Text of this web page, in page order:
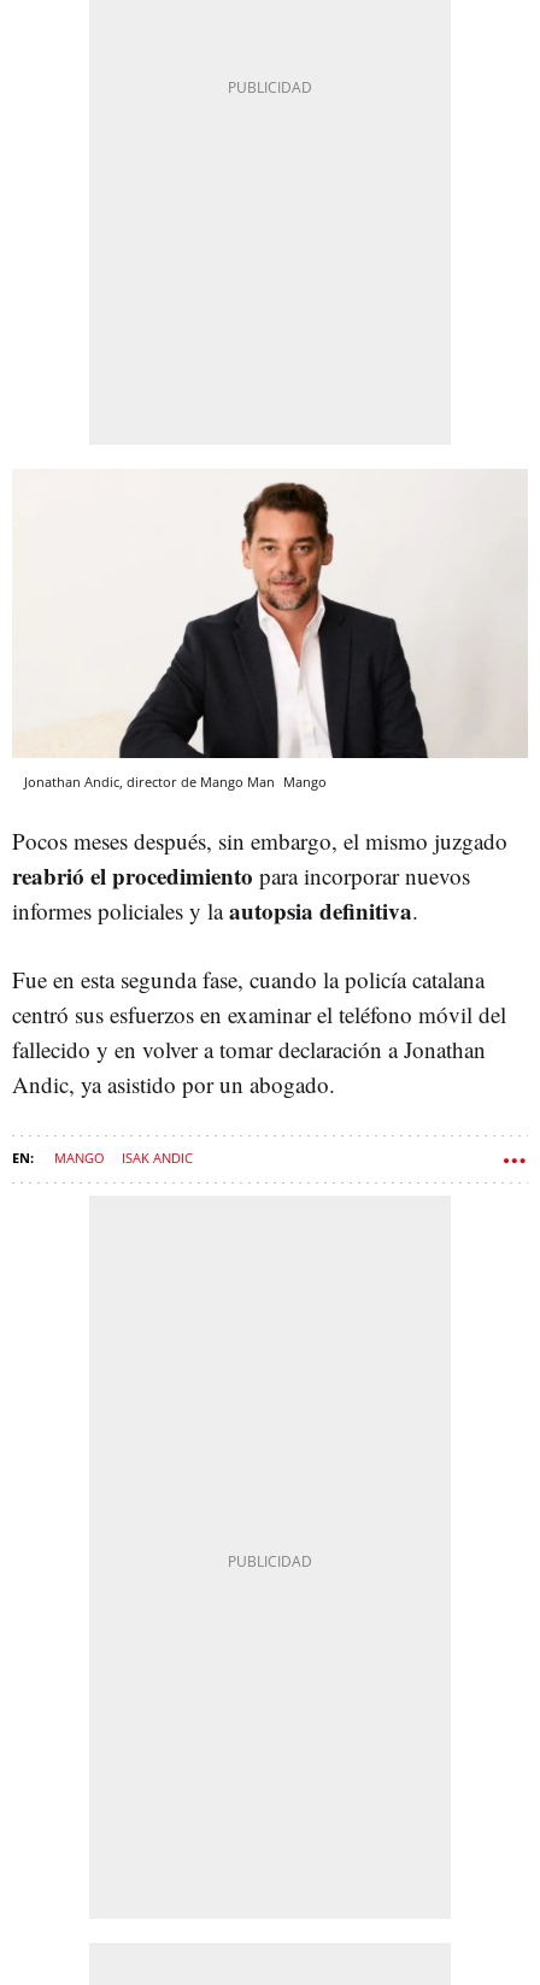
Jonathan Andic, director de Mango Man Mango
Pocos meses después, sin embargo, el mismo juzgado
reabrió el procedimiento para incorporar nuevos
informes policiales y laautopsia definitiva.
Fue en esta segunda fase, cuando la policía catalana
centró sus esfuerzos en examinar el teléfono móvil del
fallecido y en volver a tomar declaración a Jonathan
Andic, ya asistido por un abogado.
MANGO ISAK ANDIC